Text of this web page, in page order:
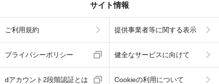
サイト情報
ご利用規約 提供事業者等に関する表示
プライバシーポリシー 健全なサービスに向けて
dアカウント2段階認証とは Cookieの利用について